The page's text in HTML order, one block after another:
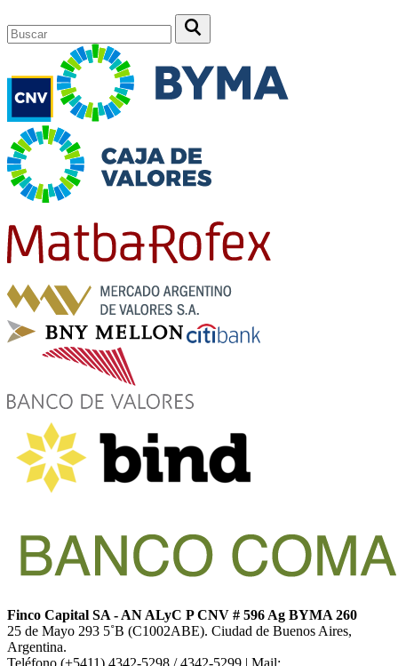
Finco Capital SA - AN ALyC P CNV # 596 Ag BYMA 260
25 de Mayo 293 5˚B (C1002ABE). Ciudad de Buenos Aires,
Argentina.
Teléfono (+5411) 4342-5298 / 4342-5299 | Mail: